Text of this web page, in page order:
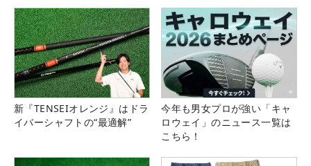
新『TENSEIオレンジ』はドラ
イバーシャフトの“最適解”
今年も男女プロが強い「キャ
ロウェイ」のニュース一覧は
こちら！